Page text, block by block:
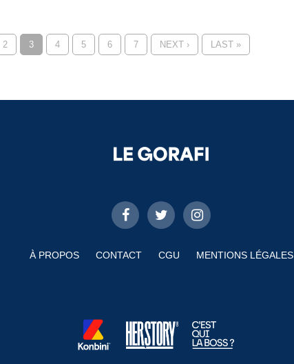
2 3 4 5 6 7 NEXT › LAST »
À PROPOS CONTACT CGU MENTIONS LÉGALES